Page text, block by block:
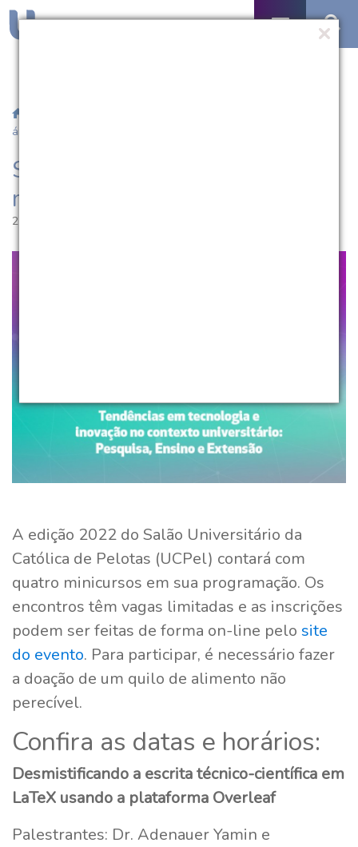
áreas
Salão Universitário terá
minicursos em diversas áreas
27.09.2022 | 17:22
A edição 2022 do Salão Universitário da
Católica de Pelotas (UCPel) contará com
quatro minicursos em sua programação. Os
encontros têm vagas limitadas e as inscrições
podem ser feitas de forma on-line pelo site
do evento. Para participar, é necessário fazer
a doação de um quilo de alimento não
perecível.
Confira as datas e horários:
Desmistificando a escrita técnico-científica em
LaTeX usando a plataforma Overleaf
Palestrantes: Dr. Adenauer Yamin e